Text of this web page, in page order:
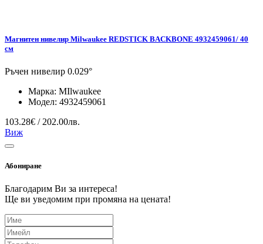
Магнитен нивелир Milwaukee REDSTICK BACKBONE 4932459061/ 40
см
Ръчен нивелир 0.029°
Марка: MIlwaukee
Модел: 4932459061
103.28€ / 202.00лв.
Виж
Абониране
Благодарим Ви за интереса!
Ще ви уведомим при промяна на цената!